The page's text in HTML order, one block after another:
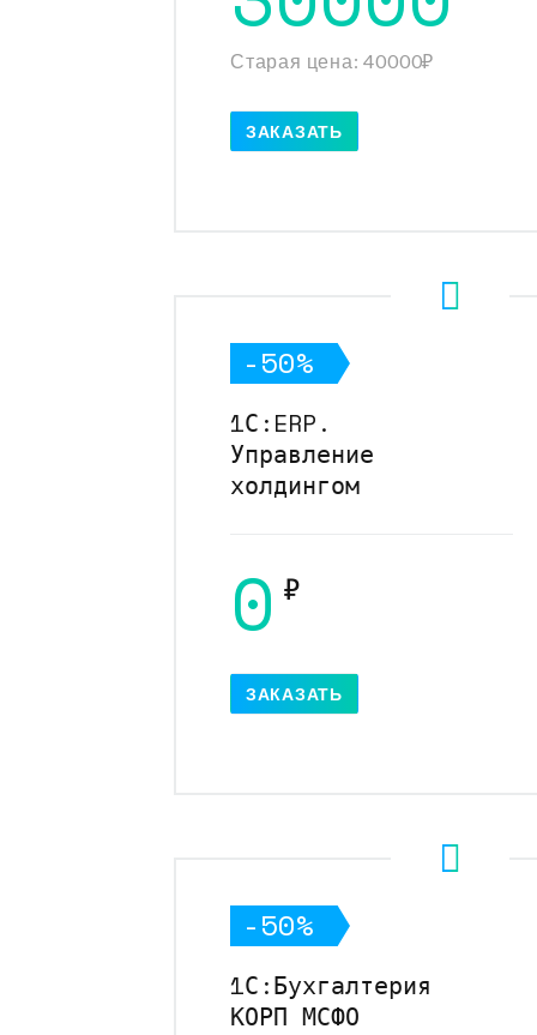
Старая цена: 40000₽
ЗАКАЗАТЬ
-50%
1С:ERP.
Управление
холдингом
0 ₽
ЗАКАЗАТЬ
-50%
1С:Бухгалтерия
КОРП МСФО